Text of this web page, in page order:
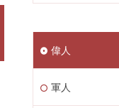
偉人
軍人